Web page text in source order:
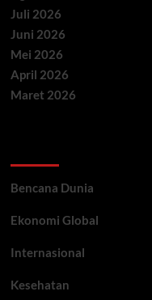
Juli 2026
Juni 2026
Mei 2026
April 2026
Maret 2026
Bencana Dunia
Ekonomi Global
Internasional
Kesehatan